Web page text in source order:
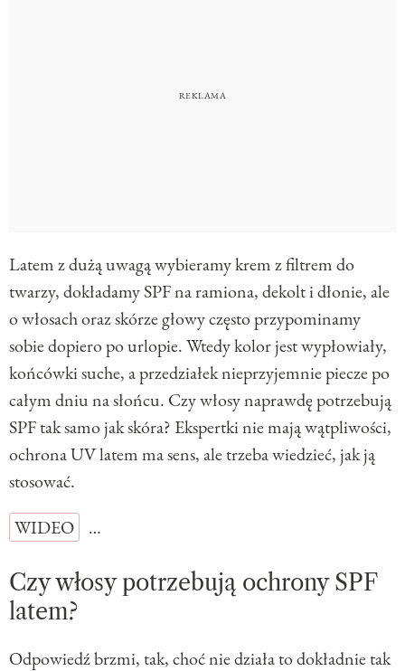
Latem z dużą uwagą wybieramy krem z filtrem do
twarzy, dokładamy SPF na ramiona, dekolt i dłonie, ale
o włosach oraz skórze głowy często przypominamy
sobie dopiero po urlopie. Wtedy kolor jest wypłowiały,
końcówki suche, a przedziałek nieprzyjemnie piecze po
całym dniu na słońcu. Czy włosy naprawdę potrzebują
SPF tak samo jak skóra? Ekspertki nie mają wątpliwości,
ochrona UV latem ma sens, ale trzeba wiedzieć, jak ją
stosować.
WIDEO
…
Czy włosy potrzebują ochrony SPF
latem?
Odpowiedź brzmi, tak, choć nie działa to dokładnie tak